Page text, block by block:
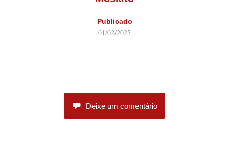
Publicado
01/02/2025
Deixe um comentário